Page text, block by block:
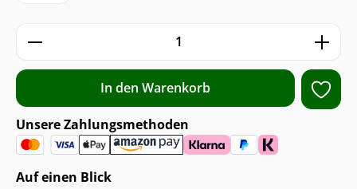
Produkt Anzahl: Gib den
In den Warenkorb
Unsere Zahlungsmethoden
Auf einen Blick